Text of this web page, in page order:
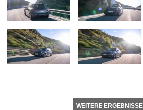
WEITERE ERGEBNISSE